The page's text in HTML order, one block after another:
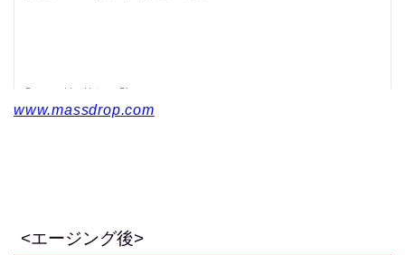
www.massdrop.com
<エージング後>